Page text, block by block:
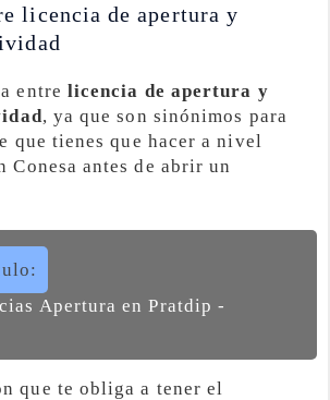
licencia de apertura y
entre licencia de apertura y
, ya que son sinónimos para
que tienes que hacer a nivel
Conesa antes de abrir un
Apertura en Pratdip -
que te obliga a tener el